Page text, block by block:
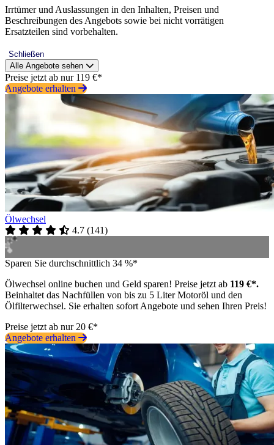
Irrtümer und Auslassungen in den Inhalten, Preisen und
Beschreibungen des Angebots sowie bei nicht vorrätigen
Ersatzteilen sind vorbehalten.
Schließen
Alle Angebote sehen
Preise jetzt ab nur 119 €*
Angebote erhalten
Ölwechsel
4.7 (141)
Sparen Sie durchschnittlich 34 %*
Ölwechsel online buchen und Geld sparen! Preise jetzt ab 119 €*.
Beinhaltet das Nachfüllen von bis zu 5 Liter Motoröl und den
Ölfilterwechsel. Sie erhalten sofort Angebote und sehen Ihren Preis!
Preise jetzt ab nur 20 €*
Angebote erhalten